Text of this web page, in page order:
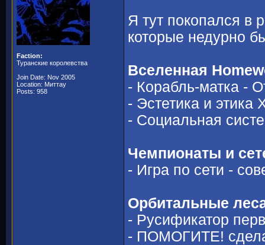
Faction:
Туранские королевства
Join Date: Nov 2005
Location: Миттау
Posts: 958
Я тут покопался в
которые недурно
Вселенная
- Корабль-матка -
- Эстетика и этика
- Социальная
Чемпионаты и
- Игра по сети -
Орбитальные
- Русификатор
- ПОМОГИТЕ!